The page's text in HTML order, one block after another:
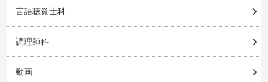
言語聴覚士科
調理師科
動画